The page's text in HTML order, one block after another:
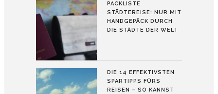
PACKLISTE
STÄDTEREISE: NUR MIT
HANDGEPÄCK DURCH
DIE STÄDTE DER WELT
DIE 14 EFFEKTIVSTEN
SPARTIPPS FÜRS
REISEN – SO KANNST